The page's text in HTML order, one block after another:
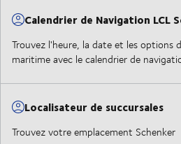
Calendrier de Navigation LCL
Trouvez l'heure, la date et les
maritime avec le calendrier de
Localisateur de succursales
Trouvez votre emplacement Schenker